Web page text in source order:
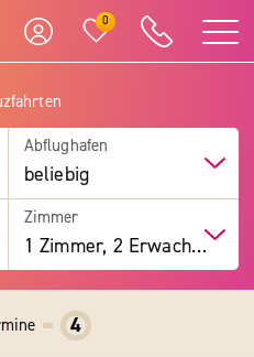
0
Abflughafen
beliebig
Zimmer
1 Zimmer, 2 Erwachsene
4